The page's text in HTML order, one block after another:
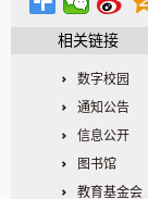
相关链接
数字校园
通知公告
信息公开
图书馆
教育基金会